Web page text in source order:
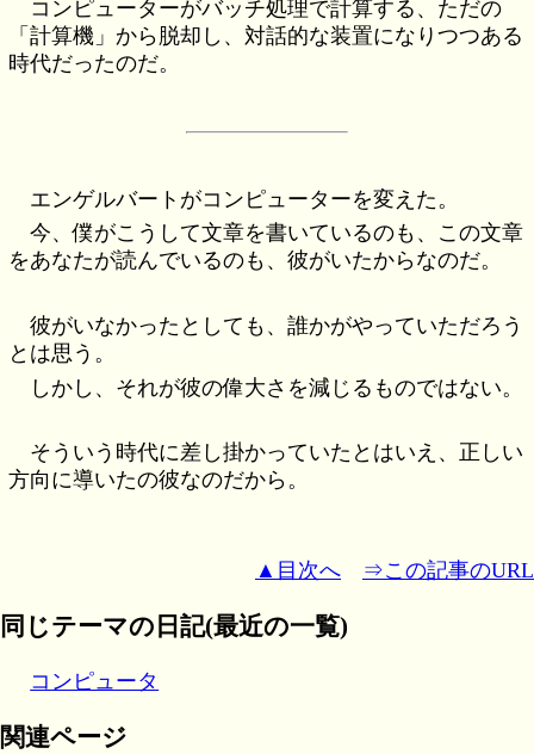
コンピューターがバッチ処理で計算する、ただの
「計算機」から脱却し、対話的な装置になりつつある
時代だったのだ。
エンゲルバートがコンピューターを変えた。
今、僕がこうして文章を書いているのも、この文章
をあなたが読んでいるのも、彼がいたからなのだ。
彼がいなかったとしても、誰かがやっていただろう
とは思う。
しかし、それが彼の偉大さを減じるものではない。
そういう時代に差し掛かっていたとはいえ、正しい
方向に導いたの彼なのだから。
▲目次へ ⇒この記事のURL
同じテーマの日記(最近の一覧)
コンピュータ
関連ページ